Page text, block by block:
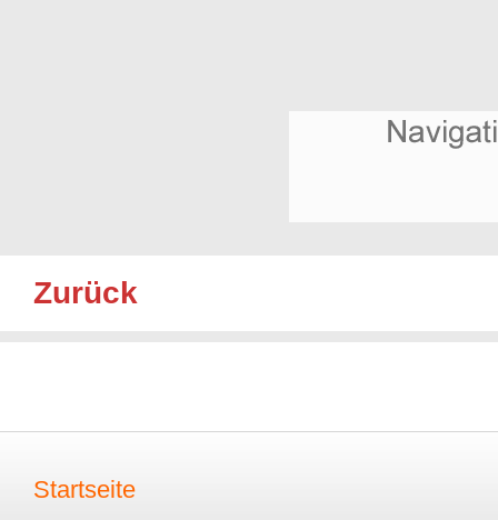
Zurück
Startseite